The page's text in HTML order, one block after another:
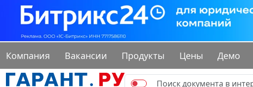
Компания Вакансии Продукты Цены Демо